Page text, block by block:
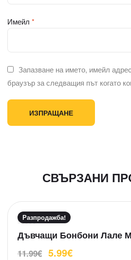
Имейл *
Запазване на името, имейл
браузър за следващия път когато
СВЪРЗАНИ
Разпродажба!
О
ц
е
Дъвчащи Бонбони Лале
11.99€ 5.99€